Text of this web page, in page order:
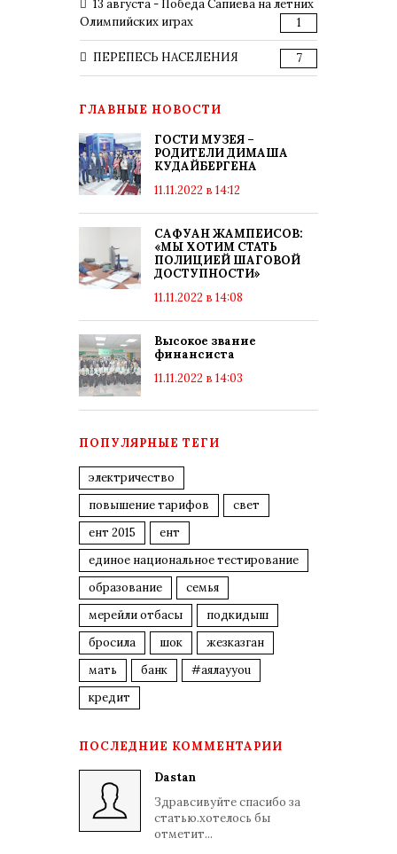
13 августа - Победа Сапиева на летних
Олимпийских играх
1
ПЕРЕПЕСЬ НАСЕЛЕНИЯ 7
ГЛАВНЫЕ НОВОСТИ
ГОСТИ МУЗЕЯ –
РОДИТЕЛИ ДИМАША
КУДАЙБЕРГЕНА
11.11.2022 в 14:12
САФУАН ЖАМПЕИСОВ:
«МЫ ХОТИМ СТАТЬ
ПОЛИЦИЕЙ ШАГОВОЙ
ДОСТУПНОСТИ»
11.11.2022 в 14:08
Высокое звание
финансиста
11.11.2022 в 14:03
ПОПУЛЯРНЫЕ ТЕГИ
электричество
повышение тарифов
свет
ент 2015
ент
единое национальное тестирование
образование
семья
мерейли отбасы
подкидыш
бросила
шок
жезказган
мать
банк
#аялауyou
кредит
ПОСЛЕДНИЕ КОММЕНТАРИИ
Dastan
Здравсивуйте спасибо за
статью.хотелось бы
отметит...